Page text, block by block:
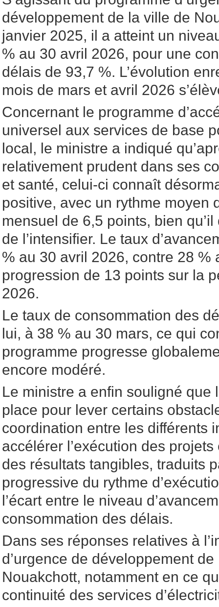
développement de la ville de
janvier 2025, il a atteint un
% au 30 avril 2026, pour une
délais de 93,7 %. L’évolution
mois de mars et avril 2026
Concernant le programme
universel aux services de base
local, le ministre a indiqué
relativement prudent dans ses
et santé, celui-ci connaît
positive, avec un rythme moyen
mensuel de 6,5 points, bien
de l’intensifier. Le taux
% au 30 avril 2026, contre 28 %
progression de 13 points sur la
2026.
Le taux de consommation des
lui, à 38 % au 30 mars, ce qui
programme progresse
encore modéré.
Le ministre a enfin souligné que
place pour lever certains
coordination entre les différents
accélérer l’exécution des
des résultats tangibles, traduits
progressive du rythme
l’écart entre le niveau
consommation des délais.
Dans ses réponses relatives à
d’urgence de développement
Nouakchott, notamment en ce
continuité des services